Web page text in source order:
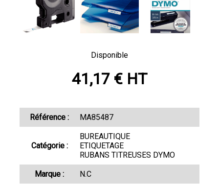
Disponible
41,17 € HT
Référence : MA85487
Catégorie :
BUREAUTIQUE
ETIQUETAGE
RUBANS TITREUSES DYMO
Marque : N.C